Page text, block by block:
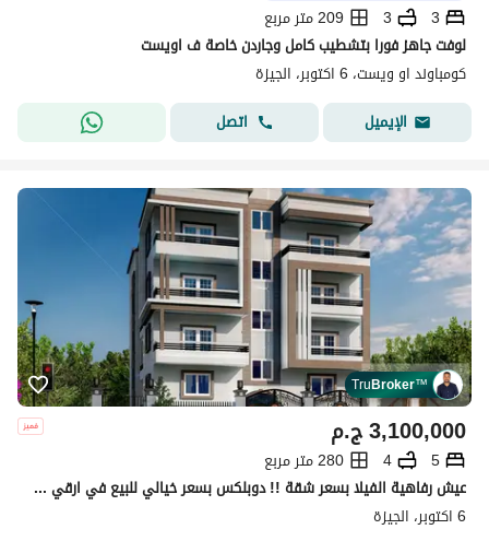
3
3
209 متر مربع
لوفت جاهز فورا بتشطيب كامل وجاردن خاصة ف اويست
كومباوند او ويست، 6 اكتوبر، الجيزة
الإيميل
اتصل
TruBroker™
ج.م3,100,000
5
4
280 متر مربع
عيش رفاهية الفيلا بسعر شقة !! دوبلكس بسعر خيالي للبيع في ارقي احياء (6 أكتوبر )
6 اكتوبر، الجيزة